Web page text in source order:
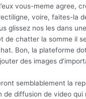
vous-meme agree,
voire, faites-la
glissez nos les dans
de chatter la somme il
Bon, la plateforme
des images
semblablement la
de diffusion de video qui